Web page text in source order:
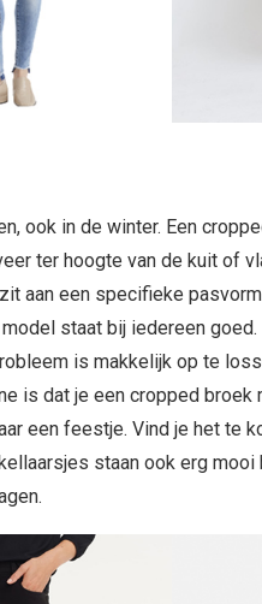
ook in de winter. Een
ter hoogte van de kuit of
aan een specifieke
staat bij iedereen
is makkelijk op te
is dat je een cropped
een feestje. Vind je het te
staan ook erg